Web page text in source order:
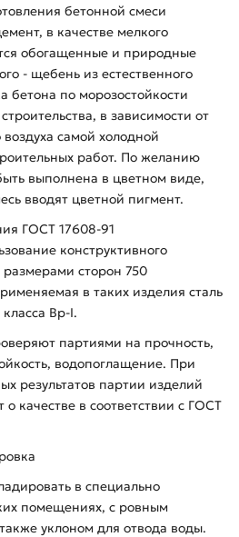
бетонной смеси
в качестве мелкого
обогащенные и природные
- щебень из естественного
бетона по морозостойкости
в зависимости от
самой холодной
работ. По желанию
выполнена в цветном виде,
вводят цветной пигмент.
ГОСТ 17608-91
конструктивного
сторон 750
в таких изделия сталь
Вр-I.
партиями на прочность,
водопоглащение. При
результатов партии изделий
о качестве в соответствии с ГОСТ
в специально
помещениях, с ровным
уклоном для отвода воды.